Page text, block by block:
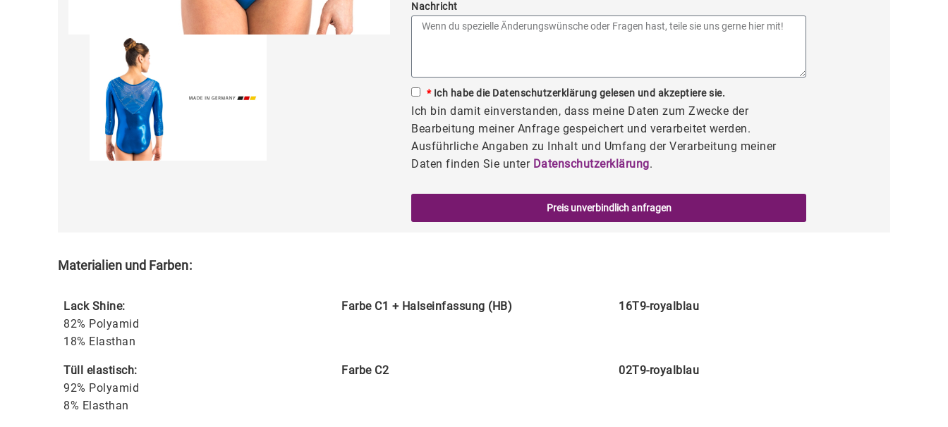
Nachricht
*Ich habe die Datenschutzerklärung gelesen und akzeptiere sie.
Ich bin damit einverstanden, dass meine Daten zum Zwecke der
Bearbeitung meiner Anfrage gespeichert und verarbeitet werden.
Ausführliche Angaben zu Inhalt und Umfang der Verarbeitung meiner
Daten finden Sie unter Datenschutzerklärung.
Preis unverbindlich anfragen
Materialien und Farben:
Lack Shine:
82% Polyamid
18% Elasthan
Farbe C1 + Halseinfassung (HB) 16T9-royalblau
Tüll elastisch:
92% Polyamid
8% Elasthan
Farbe C2 02T9-royalblau